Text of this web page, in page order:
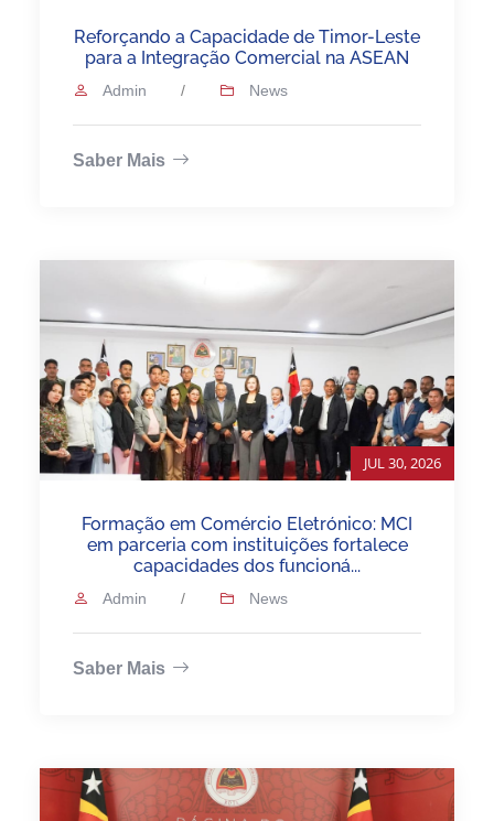
Reforçando a Capacidade de Timor-Leste
para a Integração Comercial na ASEAN
Admin / News
Saber Mais
JUL 30, 2026
Formação em Comércio Eletrónico: MCI
em parceria com instituições fortalece
capacidades dos funcioná...
Admin / News
Saber Mais